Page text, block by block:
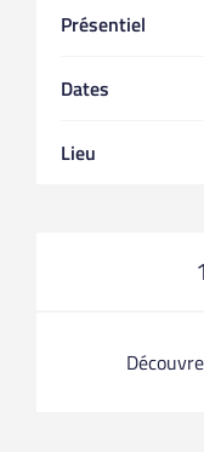
Présentiel
Dates
Lieu